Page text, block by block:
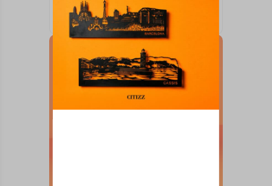
Arras
À partir de80,00€